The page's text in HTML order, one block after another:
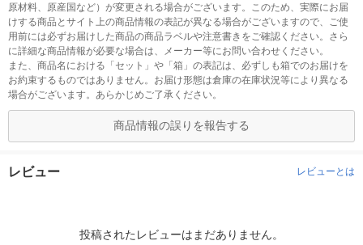
原材料、原産国など）が変更される場合がございます。このため、実際にお届
けする商品とサイト上の商品情報の表記が異なる場合がございますので、ご使
用前には必ずお届けした商品の商品ラベルや注意書きをご確認ください。さら
に詳細な商品情報が必要な場合は、メーカー等にお問い合わせください。
また、商品名における「セット」や「箱」の表記は、必ずしも箱でのお届けを
お約束するものではありません。お届け形態は倉庫の在庫状況等により異なる
場合がございます。あらかじめご了承ください。
商品情報の誤りを報告する
レビュー レビューとは
投稿されたレビューはまだありません。